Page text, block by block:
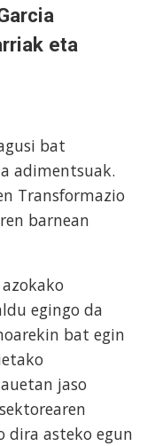
eta
bat
adimentsuak.
Transformazio
barnean
egingo da
bat egin
jaso
dira asteko egun